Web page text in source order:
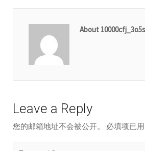
About
Leave a Reply
您的邮箱地址不会被公开。 必填项已用